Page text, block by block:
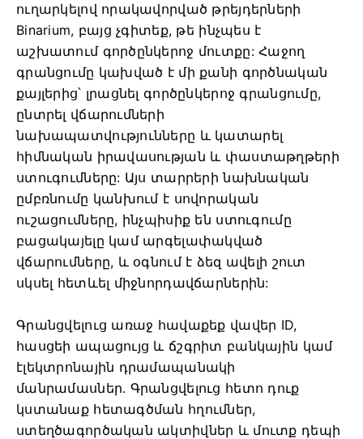
ուղարկելով որակավորված թրեյդերների
Binarium, բայց չգիտեք, թե ինչպես է
աշխատում գործընկերոջ մուտքը: Հաջող
գրանցումը կախված է մի քանի գործնական
քայլերից՝ լրացնել գործընկերոջ գրանցումը,
ընտրել վճարումների
նախապատվությունները և կատարել
հիմնական իրավասության և փաստաթղթերի
ստուգումները: Այս տարրերի նախնական
ըմբռնումը կանխում է սովորական
ուշացումները, ինչպիսիք են ստուգումը
բացակայելը կամ արգելափակված
վճարումները, և օգնում է ձեզ ավելի շուտ
սկսել հետևել միջնորդավճարներին:
Գրանցվելուց առաջ հավաքեք վավեր ID,
հասցեի ապացույց և ճշգրիտ բանկային կամ
էլեկտրոնային դրամապանակի
մանրամասներ. Գրանցվելուց հետո դուք
կստանաք հետագծման հղումներ,
ստեղծագործական ակտիվներ և մուտք դեպի